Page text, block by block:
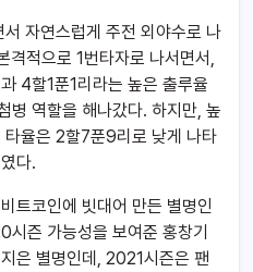
자연스럽게 주전 외야수로 나
적으로 1번타자로 나서면서,
4할1푼1리라는 높은 출루율
병 역할을 해나갔다. 하지만, 높
율은 2할7푼9리로 낮게 나타
다.
트코인에 빗대어 만든 별명인
시즌 가능성을 보여준 홍창기
은 별명인데, 2021시즌은 팬